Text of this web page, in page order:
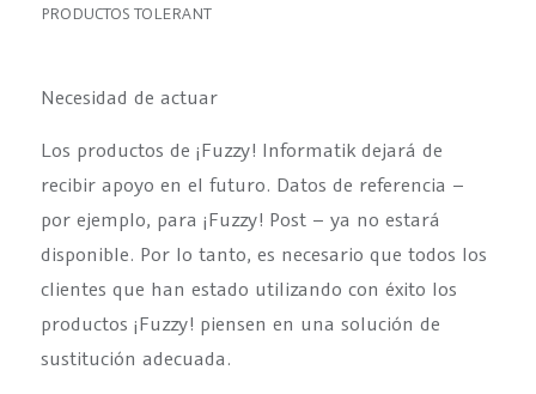
PRODUCTOS TOLERANT
Necesidad de actuar
Los productos de ¡Fuzzy! Informatik dejará de
recibir apoyo en el futuro. Datos de referencia –
por ejemplo, para ¡Fuzzy! Post – ya no estará
disponible. Por lo tanto, es necesario que todos los
clientes que han estado utilizando con éxito los
productos ¡Fuzzy! piensen en una solución de
sustitución adecuada.